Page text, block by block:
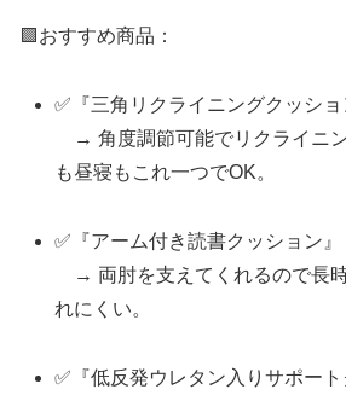
🟩おすすめ商品：
✅『三角リクライニングクッショ
→ 角度調節可能でリクライニ
も昼寝もこれ一つでOK。
✅『アーム付き読書クッション』
→ 両肘を支えてくれるので長
れにくい。
✅『低反発ウレタン入りサポート